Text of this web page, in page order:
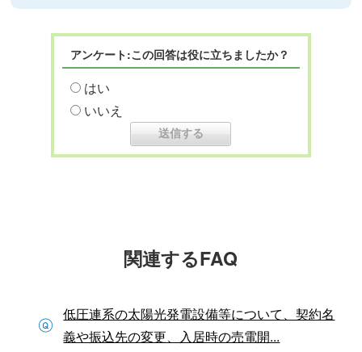
アンケート:この回答は役に立ちましたか？
はい
いいえ
関連するFAQ
低圧連系の太陽光発電設備等について、契約名
義や振込先の変更、入居時の売電開...